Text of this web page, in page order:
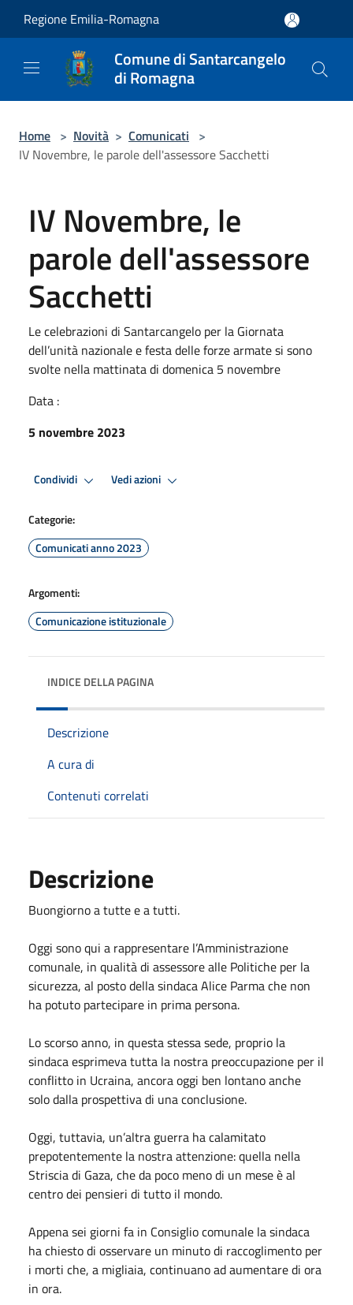
Regione Emilia-Romagna
Comune di Santarcangelo
di Romagna
Home > Novità > Comunicati >
IV Novembre, le parole dell'assessore Sacchetti
IV Novembre, le
parole dell'assessore
Sacchetti
Le celebrazioni di Santarcangelo per la Giornata
dell’unità nazionale e festa delle forze armate si sono
svolte nella mattinata di domenica 5 novembre
Data :
5 novembre 2023
Condividi Vedi azioni
Categorie:
Comunicati anno 2023
Argomenti:
Comunicazione istituzionale
INDICE DELLA PAGINA
Descrizione
A cura di
Contenuti correlati
Descrizione
Buongiorno a tutte e a tutti.
Oggi sono qui a rappresentare l’Amministrazione
comunale, in qualità di assessore alle Politiche per la
sicurezza, al posto della sindaca Alice Parma che non
ha potuto partecipare in prima persona.
Lo scorso anno, in questa stessa sede, proprio la
sindaca esprimeva tutta la nostra preoccupazione per il
conflitto in Ucraina, ancora oggi ben lontano anche
solo dalla prospettiva di una conclusione.
Oggi, tuttavia, un’altra guerra ha calamitato
prepotentemente la nostra attenzione: quella nella
Striscia di Gaza, che da poco meno di un mese è al
centro dei pensieri di tutto il mondo.
Appena sei giorni fa in Consiglio comunale la sindaca
ha chiesto di osservare un minuto di raccoglimento per
i morti che, a migliaia, continuano ad aumentare di ora
in ora.